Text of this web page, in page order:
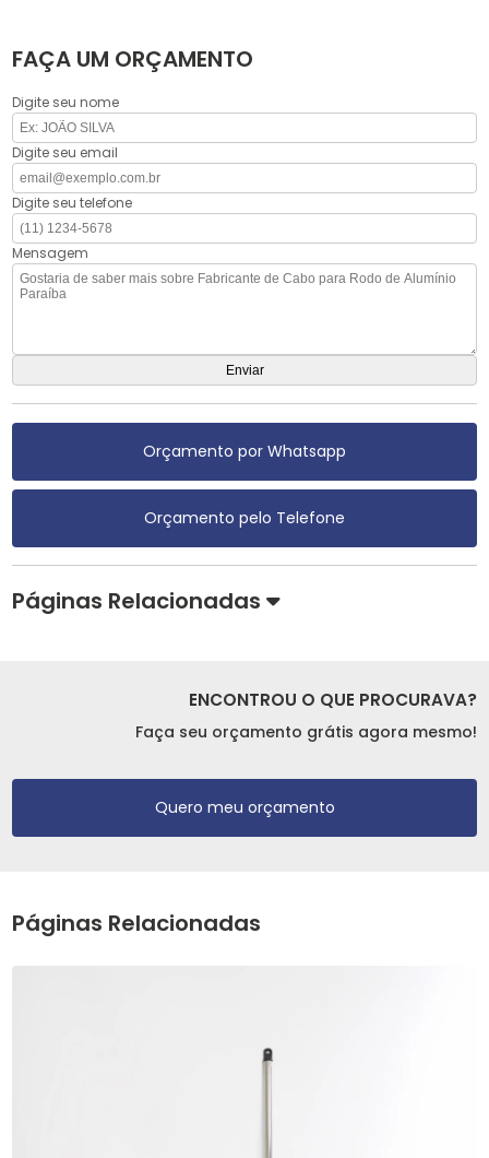
FAÇA UM ORÇAMENTO
Digite seu nome
Digite seu email
Digite seu telefone
Mensagem
Orçamento por Whatsapp
Orçamento pelo Telefone
Páginas Relacionadas
ENCONTROU O QUE PROCURAVA?
Faça seu orçamento grátis agora mesmo!
Quero meu orçamento
Páginas Relacionadas